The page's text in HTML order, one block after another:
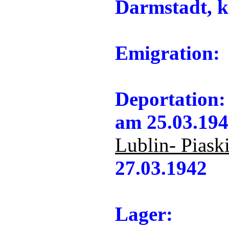
Darmstadt,
Emigration:
Deportation:
am
Lublin-
27.03.1942
Lager: